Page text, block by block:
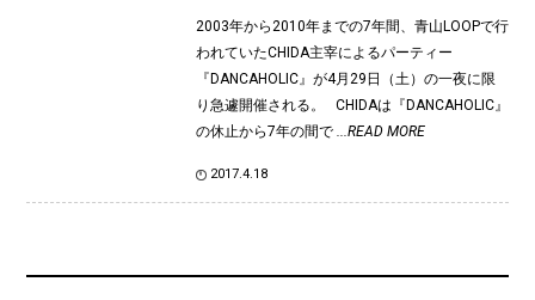
2003年から2010年までの7年間、青山LOOPで行
われていたCHIDA主宰によるパーティー
『DANCAHOLIC』が4月29日（土）の一夜に限
り急遽開催される。 CHIDAは『DANCAHOLIC』
の休止から7年の間で ...READ MORE
2017.4.18